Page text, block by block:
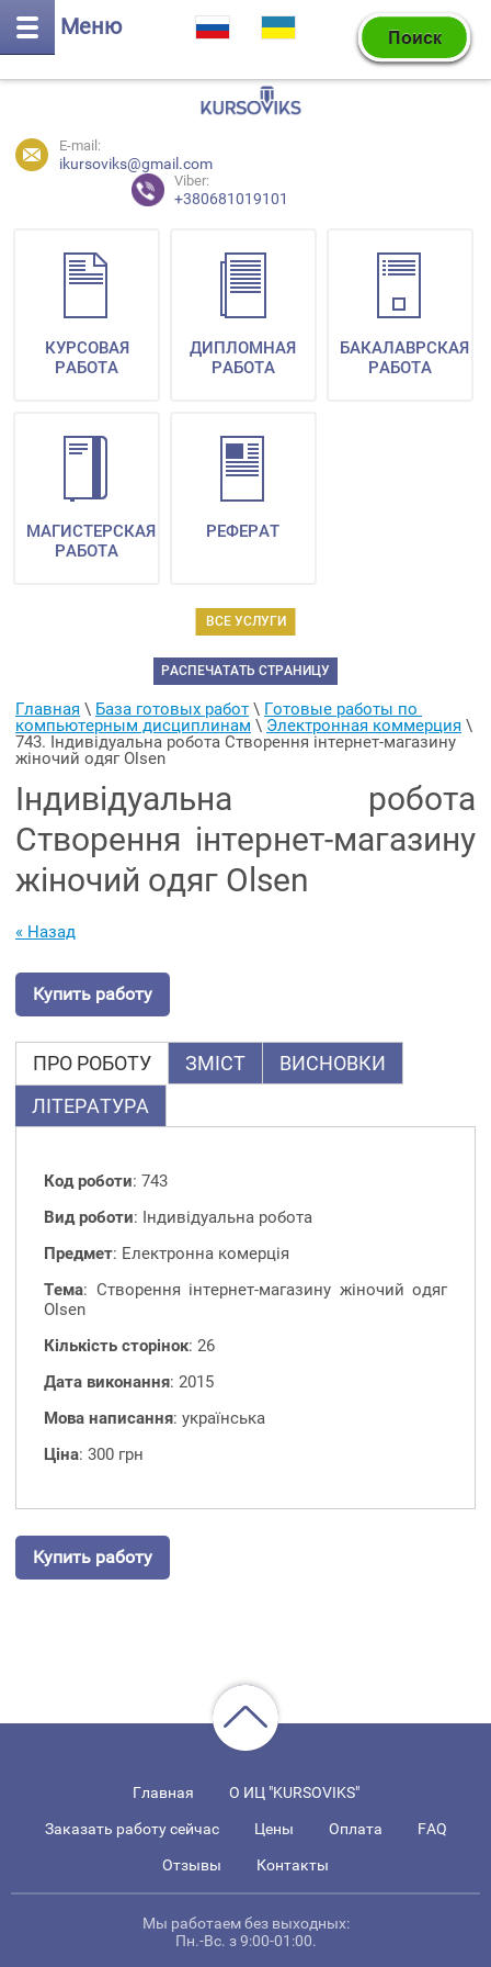
Меню
E-mail:
ikursoviks@gmail.com
Viber:
+380681019101
ВСЕ УСЛУГИ
КУРСОВАЯ
РАБОТА
ДИПЛОМНАЯ
РАБОТА
БАКАЛАВРСКАЯ
РАБОТА
МАГИСТЕРСКАЯ
РАБОТА
РЕФЕРАТ
РАСПЕЧАТАТЬ СТРАНИЦУ
Главная \ База готовых работ \ Готовые работы по
компьютерным дисциплинам \ Электронная коммерция
743. Індивідуальна робота Створення інтернет-магазину
жіночий одяг Olsen
Індивідуальна робота
Створення інтернет-магазину
жіночий одяг Olsen
« Назад
Купить работу
ПРО РОБОТУ ЗМІСТ
ВИСНОВКИ
ЛІТЕРАТУРА
Код роботи: 743
Вид роботи: Індивідуальна робота
Предмет: Електронна комерція
Тема: Створення інтернет-магазину жіночий одяг
Olsen
Кількість сторінок: 26
Дата виконання: 2015
Мова написання: українська
Ціна: 300 грн
Купить работу
Главная О ИЦ "KURSOVIKS"
Заказать работу сейчас Цены Оплата FAQ
Отзывы Контакты
Мы работаем без выходных:
Пн.-Вс. з 9:00-01:00.